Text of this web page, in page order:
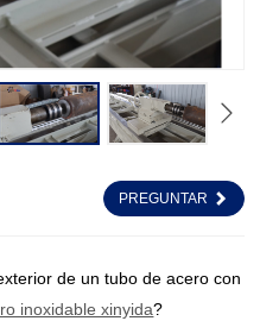
PREGUNTAR
de un tubo de acero con
inoxidable xinyida?